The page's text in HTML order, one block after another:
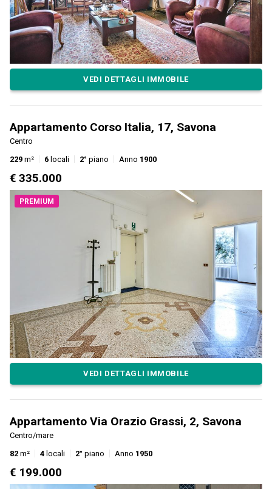
VEDI DETTAGLI IMMOBILE
Appartamento Corso Italia, 17, Savona
Centro
229 m² 6 locali 2° piano Anno 1900
€ 335.000
PREMIUM
VEDI DETTAGLI IMMOBILE
Appartamento Via Orazio Grassi, 2, Savona
Centro/mare
82 m² 4 locali 2° piano Anno 1950
€ 199.000